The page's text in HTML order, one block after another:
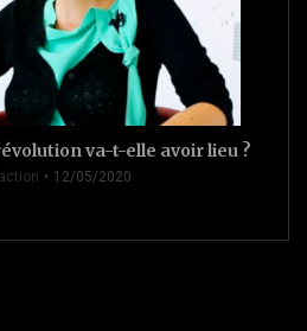
va-t-elle avoir lieu ?
12/05/2020